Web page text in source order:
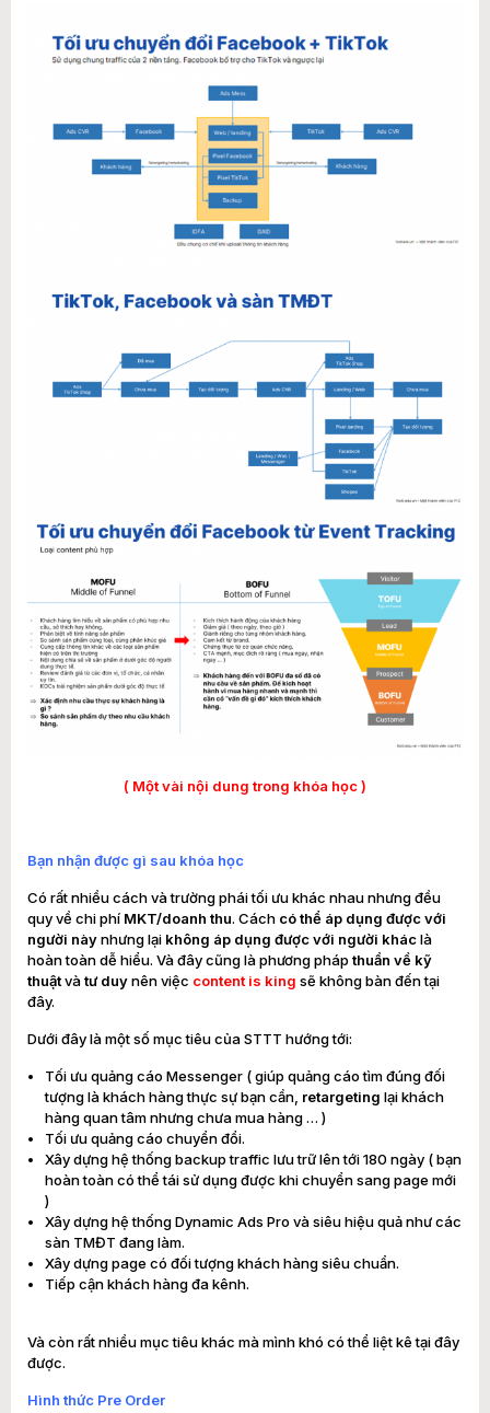
( Một vài nội dung trong khóa học )
Bạn nhận được gì sau khóa học
Có rất nhiều cách và trường phái tối ưu khác nhau nhưng đều
quy về chi phí MKT/doanh thu. Cách có thể áp dụng được với
người nàynhưng lại không áp dụng được với người kháclà
hoàn toàn dễ hiểu. Và đây cũng là phương pháp thuần về kỹ
thuậtvàtư duynên việc content is king sẽ không bàn đến tại
đây.
Dưới đây là một số mục tiêu của STTT hướng tới:
Tối ưu quảng cáo Messenger ( giúp quảng cáo tìm đúng đối
tượng là khách hàng thực sự bạn cần, retargeting lại khách
hàng quan tâm nhưng chưa mua hàng … )
Tối ưu quảng cáo chuyển đổi.
Xây dựng hệ thống backup traffic lưu trữ lên tới 180 ngày ( bạn
hoàn toàn có thể tái sử dụng được khi chuyển sang page mới
)
Xây dựng hệ thống Dynamic Ads Pro và siêu hiệu quả như các
sàn TMĐT đang làm.
Xây dựng page có đối tượng khách hàng siêu chuẩn.
Tiếp cận khách hàng đa kênh.
Và còn rất nhiều mục tiêu khác mà mình khó có thể liệt kê tại đây
được.
Hình thức Pre Order